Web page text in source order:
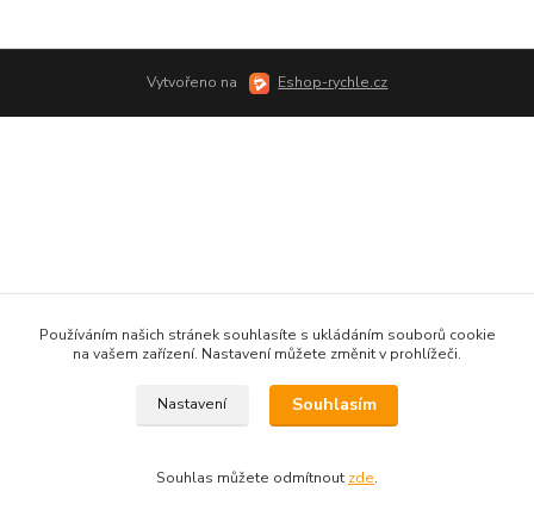
Vytvořeno na Eshop-rychle.cz
Používáním našich stránek souhlasíte s ukládáním souborů cookie
na vašem zařízení. Nastavení můžete změnit v prohlížeči.
Nastavení Souhlasím
Souhlas můžete odmítnout zde.